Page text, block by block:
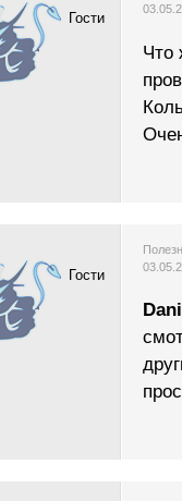
Гости
Что
Гости